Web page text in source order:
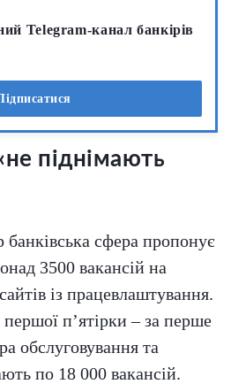
Telegram-канал банкірів
піднімають
сфера пропонує
3500 вакансій на
із працевлаштування.
п’ятірки – за перше
обслуговування та
по 18 000 вакансій.